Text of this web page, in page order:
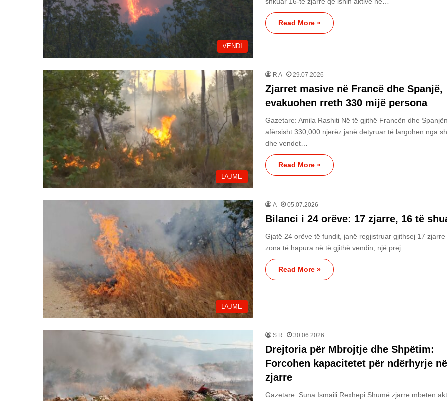
VENDI
Read More »
LAJME
R A 29.07.2026
Zjarret masive në Francë dhe Spanjë,
evakuohen rreth 330 mijë persona
Gazetare: Amila Rashiti Në të gjithë Francën dhe Spanjën,
afërsisht 330,000 njerëz janë detyruar të largohen nga
dhe vendet…
Read More »
LAJME
A 05.07.2026
Bilanci i 24 orëve: 17 zjarre, 16 të
Gjatë 24 orëve të fundit, janë regjistruar gjithsej 17 zjarre
zona të hapura në të gjithë vendin, një prej…
Read More »
S R 30.06.2026
Drejtoria për Mbrojtje dhe Shpëtim:
Forcohen kapacitetet për ndërhyrje në
zjarre
Gazetare: Suna Ismaili Rexhepi Shumë zjarre mbeten